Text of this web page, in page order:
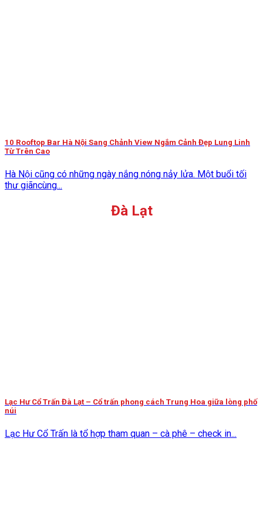
10 Rooftop Bar Hà Nội Sang Chảnh View Ngắm Cảnh Đẹp Lung Linh
Từ Trên Cao
Hà Nội cũng có những ngày nắng nóng nảy lửa. Một buổi tối
thư giãncùng...
Đà Lạt
Lạc Hư Cổ Trấn Đà Lạt – Cổ trấn phong cách Trung Hoa giữa lòng phố
núi
Lạc Hư Cổ Trấn là tổ hợp tham quan – cà phê – check in...